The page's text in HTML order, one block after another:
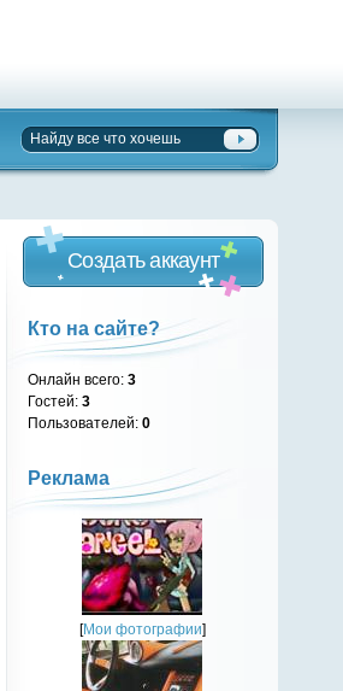
Создать аккаунт
Кто на сайте?
Онлайн всего:3
Гостей:3
Пользователей:0
Реклама
[Мои фотографии]